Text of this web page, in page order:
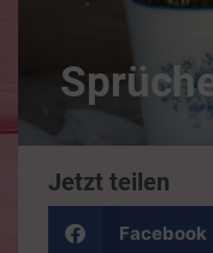
Jetzt teilen
Facebook